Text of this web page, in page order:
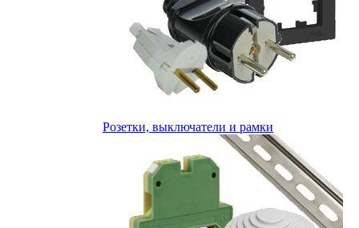
Розетки, выключатели и рамки